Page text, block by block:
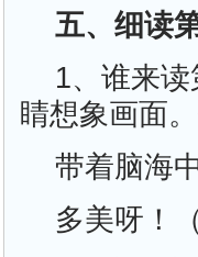
五、细读
1、谁来
睛想象画面
带着脑海
多美呀！